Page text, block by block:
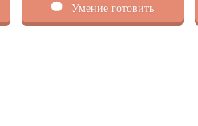
Умение готовить